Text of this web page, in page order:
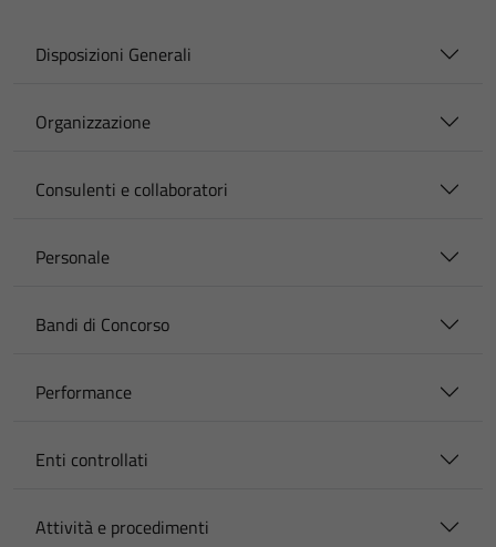
Disposizioni Generali
Organizzazione
Consulenti e collaboratori
Personale
Bandi di Concorso
Performance
Enti controllati
Attività e procedimenti